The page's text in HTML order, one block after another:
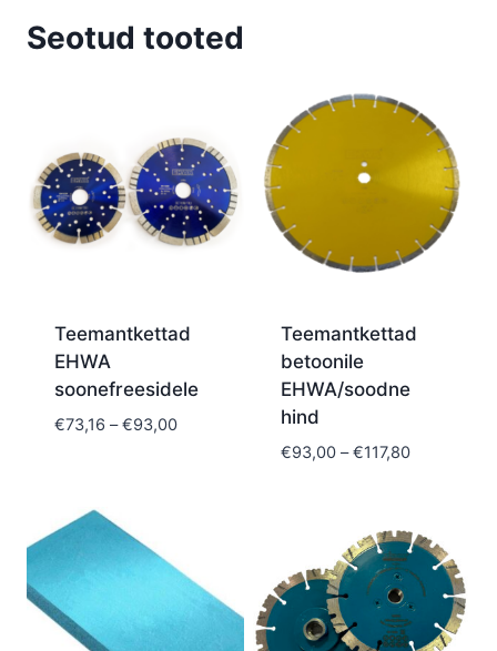
Seotud tooted
Teemantkettad
EHWA
soonefreesidele
€73,16 – €93,00Price
Teemantkettad
betoonile
EHWA/soodne
hind
€93,00 – €117,80Price
through
€117,80